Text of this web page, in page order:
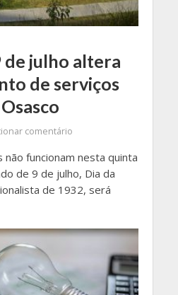
de julho altera
de serviços
comentário
não funcionam nesta quinta
de 9 de julho, Dia da
de 1932, será